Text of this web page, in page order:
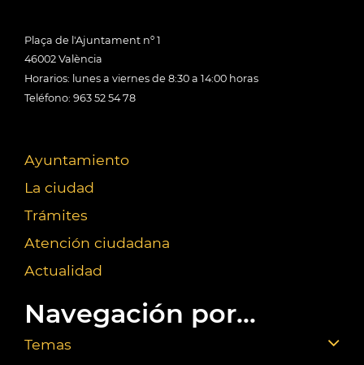
Plaça de l'Ajuntament nº 1
46002 València
Horarios: lunes a viernes de 8:30 a 14:00 horas
Teléfono: 963 52 54 78
Ayuntamiento
La ciudad
Trámites
Atención ciudadana
Actualidad
Navegación por...
Temas